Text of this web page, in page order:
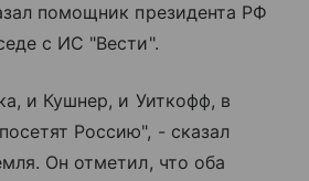
помощник президента РФ
с ИС "Вести".
и Кушнер, и Уиткофф, в
Россию", - сказал
Он отметил, что оба